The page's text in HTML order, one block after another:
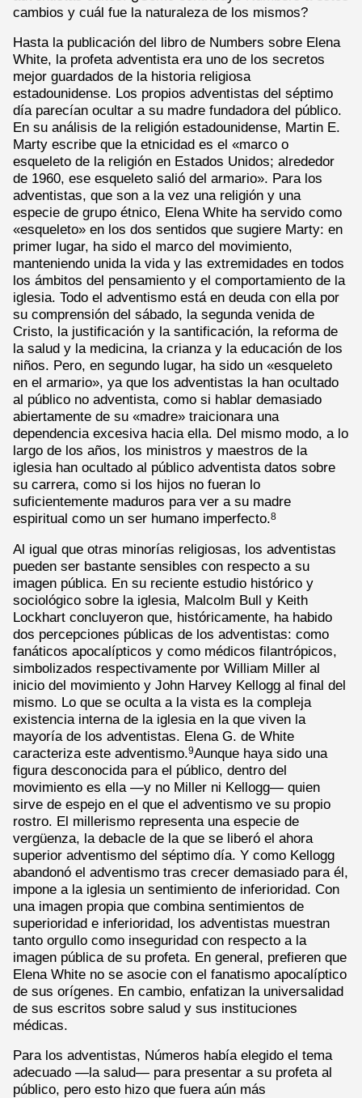
cambios y cuál fue la naturaleza de los mismos?
Hasta la publicación del libro de Numbers sobre Elena
White, la profeta adventista era uno de los secretos
mejor guardados de la historia religiosa
estadounidense. Los propios adventistas del séptimo
día parecían ocultar a su madre fundadora del público.
En su análisis de la religión estadounidense, Martin E.
Marty escribe que la etnicidad es el «marco o
esqueleto de la religión en Estados Unidos; alrededor
de 1960, ese esqueleto salió del armario». Para los
adventistas, que son a la vez una religión y una
especie de grupo étnico, Elena White ha servido como
«esqueleto» en los dos sentidos que sugiere Marty: en
primer lugar, ha sido el marco del movimiento,
manteniendo unida la vida y las extremidades en todos
los ámbitos del pensamiento y el comportamiento de la
iglesia. Todo el adventismo está en deuda con ella por
su comprensión del sábado, la segunda venida de
Cristo, la justificación y la santificación, la reforma de
la salud y la medicina, la crianza y la educación de los
niños. Pero, en segundo lugar, ha sido un «esqueleto
en el armario», ya que los adventistas la han ocultado
al público no adventista, como si hablar demasiado
abiertamente de su «madre» traicionara una
dependencia excesiva hacia ella. Del mismo modo, a lo
largo de los años, los ministros y maestros de la
iglesia han ocultado al público adventista datos sobre
su carrera, como si los hijos no fueran lo
suficientemente maduros para ver a su madre
espiritual como un ser humano imperfecto.8
Al igual que otras minorías religiosas, los adventistas
pueden ser bastante sensibles con respecto a su
imagen pública. En su reciente estudio histórico y
sociológico sobre la iglesia, Malcolm Bull y Keith
Lockhart concluyeron que, históricamente, ha habido
dos percepciones públicas de los adventistas: como
fanáticos apocalípticos y como médicos filantrópicos,
simbolizados respectivamente por William Miller al
inicio del movimiento y John Harvey Kellogg al final del
mismo. Lo que se oculta a la vista es la compleja
existencia interna de la iglesia en la que viven la
mayoría de los adventistas. Elena G. de White
caracteriza este adventismo.9Aunque haya sido una
figura desconocida para el público, dentro del
movimiento es ella —y no Miller ni Kellogg— quien
sirve de espejo en el que el adventismo ve su propio
rostro. El millerismo representa una especie de
vergüenza, la debacle de la que se liberó el ahora
superior adventismo del séptimo día. Y como Kellogg
abandonó el adventismo tras crecer demasiado para él,
impone a la iglesia un sentimiento de inferioridad. Con
una imagen propia que combina sentimientos de
superioridad e inferioridad, los adventistas muestran
tanto orgullo como inseguridad con respecto a la
imagen pública de su profeta. En general, prefieren que
Elena White no se asocie con el fanatismo apocalíptico
de sus orígenes. En cambio, enfatizan la universalidad
de sus escritos sobre salud y sus instituciones
médicas.
Para los adventistas, Números había elegido el tema
adecuado —la salud— para presentar a su profeta al
público, pero esto hizo que fuera aún más